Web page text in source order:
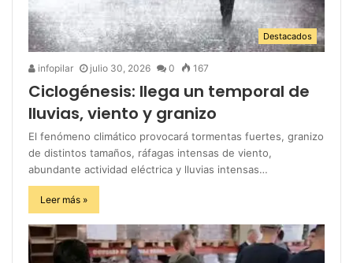
Destacados
infopilar julio 30, 2026 0 167
Ciclogénesis: llega un temporal de
lluvias, viento y granizo
El fenómeno climático provocará tormentas fuertes, granizo
de distintos tamaños, ráfagas intensas de viento,
abundante actividad eléctrica y lluvias intensas…
Leer más »